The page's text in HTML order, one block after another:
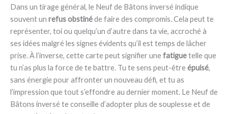
Dans un tirage général, le Neuf de Bâtons inversé indique
souvent un refus obstinéde faire des compromis. Cela peut te
représenter, toi ou quelqu’un d’autre dans ta vie, accroché à
ses idées malgré les signes évidents qu’il est temps de lâcher
prise. À l’inverse, cette carte peut signifier unefatiguetelle que
tu n’as plus la force de te battre. Tu te sens peut-êtreépuisé,
sans énergie pour affronter un nouveau défi, et tu as
l’impression que tout s’effondre au dernier moment. Le Neuf de
Bâtons inversé te conseille d’adopter plus de souplesse et de